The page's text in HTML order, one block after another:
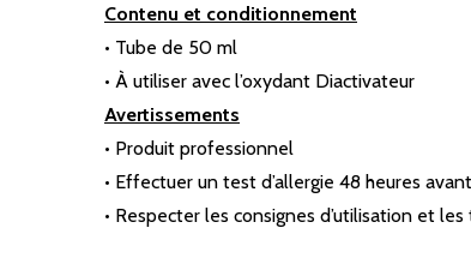
Contenu et conditionnement
• Tube de 50 ml
• À utiliser avec l’oxydant Diactivateur
Avertissements
• Produit professionnel
• Effectuer un test d’allergie 48 heures
• Respecter les consignes d’utilisation et